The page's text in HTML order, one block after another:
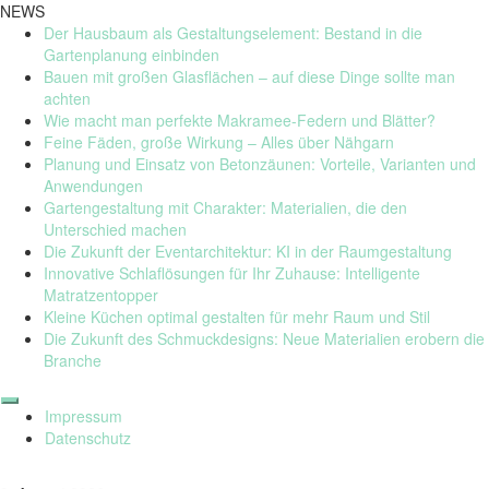
NEWS
Der Hausbaum als Gestaltungselement: Bestand in die
Gartenplanung einbinden
Bauen mit großen Glasflächen – auf diese Dinge sollte man
achten
Wie macht man perfekte Makramee-Federn und Blätter?
Feine Fäden, große Wirkung – Alles über Nähgarn
Planung und Einsatz von Betonzäunen: Vorteile, Varianten und
Anwendungen
Gartengestaltung mit Charakter: Materialien, die den
Unterschied machen
Die Zukunft der Eventarchitektur: KI in der Raumgestaltung
Innovative Schlaflösungen für Ihr Zuhause: Intelligente
Matratzentopper
Kleine Küchen optimal gestalten für mehr Raum und Stil
Die Zukunft des Schmuckdesigns: Neue Materialien erobern die
Branche
Skip
to
content
Impressum
Datenschutz